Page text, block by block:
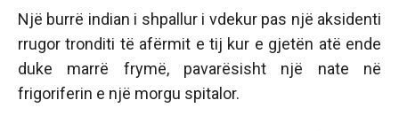
Një burrë indian i shpallur i vdekur pas një aksidenti
rrugor tronditi të afërmit e tij kur e gjetën atë ende
duke marrë frymë, pavarësisht një nate në
frigoriferin e një morgu spitalor.